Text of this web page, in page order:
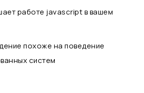
работе javascript в вашем
похоже на поведение
систем